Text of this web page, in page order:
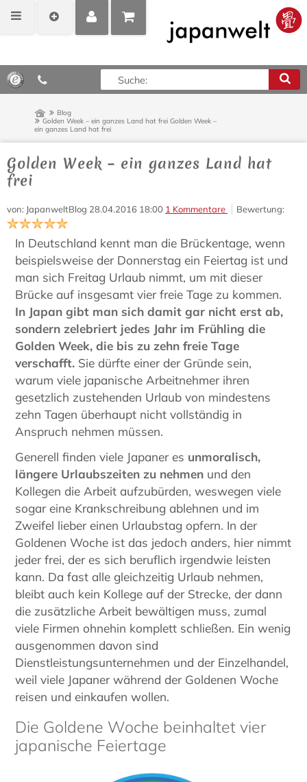
MEIN
POSITIONEN
ANZEIGEN
0,00 €*
Blog
Golden Week – ein ganzes Land hat freiGolden Week –
ein ganzes Land hat frei
Golden Week – ein ganzes Land hat
frei
von: JapanweltBlog 28.04.2016 18:00 1 Kommentare Bewertung:
In Deutschland kennt man die Brückentage, wenn
beispielsweise der Donnerstag ein Feiertag ist und
man sich Freitag Urlaub nimmt, um mit dieser
Brücke auf insgesamt vier freie Tage zu kommen.
In Japan gibt man sich damit gar nicht erst ab,
sondern zelebriert jedes Jahr im Frühling die
Golden Week, die bis zu zehn freie Tage
verschafft. Sie dürfte einer der Gründe sein,
warum viele japanische Arbeitnehmer ihren
gesetzlich zustehenden Urlaub von mindestens
zehn Tagen überhaupt nicht vollständig in
Anspruch nehmen müssen.
Generell finden viele Japaner es unmoralisch,
längere Urlaubszeiten zu nehmen und den
Kollegen die Arbeit aufzubürden, weswegen viele
sogar eine Krankschreibung ablehnen und im
Zweifel lieber einen Urlaubstag opfern. In der
Goldenen Woche ist das jedoch anders, hier nimmt
jeder frei, der es sich beruflich irgendwie leisten
kann. Da fast alle gleichzeitig Urlaub nehmen,
bleibt auch kein Kollege auf der Strecke, der dann
die zusätzliche Arbeit bewältigen muss, zumal
viele Firmen ohnehin komplett schließen. Ein wenig
ausgenommen davon sind
Dienstleistungsunternehmen und der Einzelhandel,
weil viele Japaner während der Goldenen Woche
reisen und einkaufen wollen.
Die Goldene Woche beinhaltet vier
japanische Feiertage